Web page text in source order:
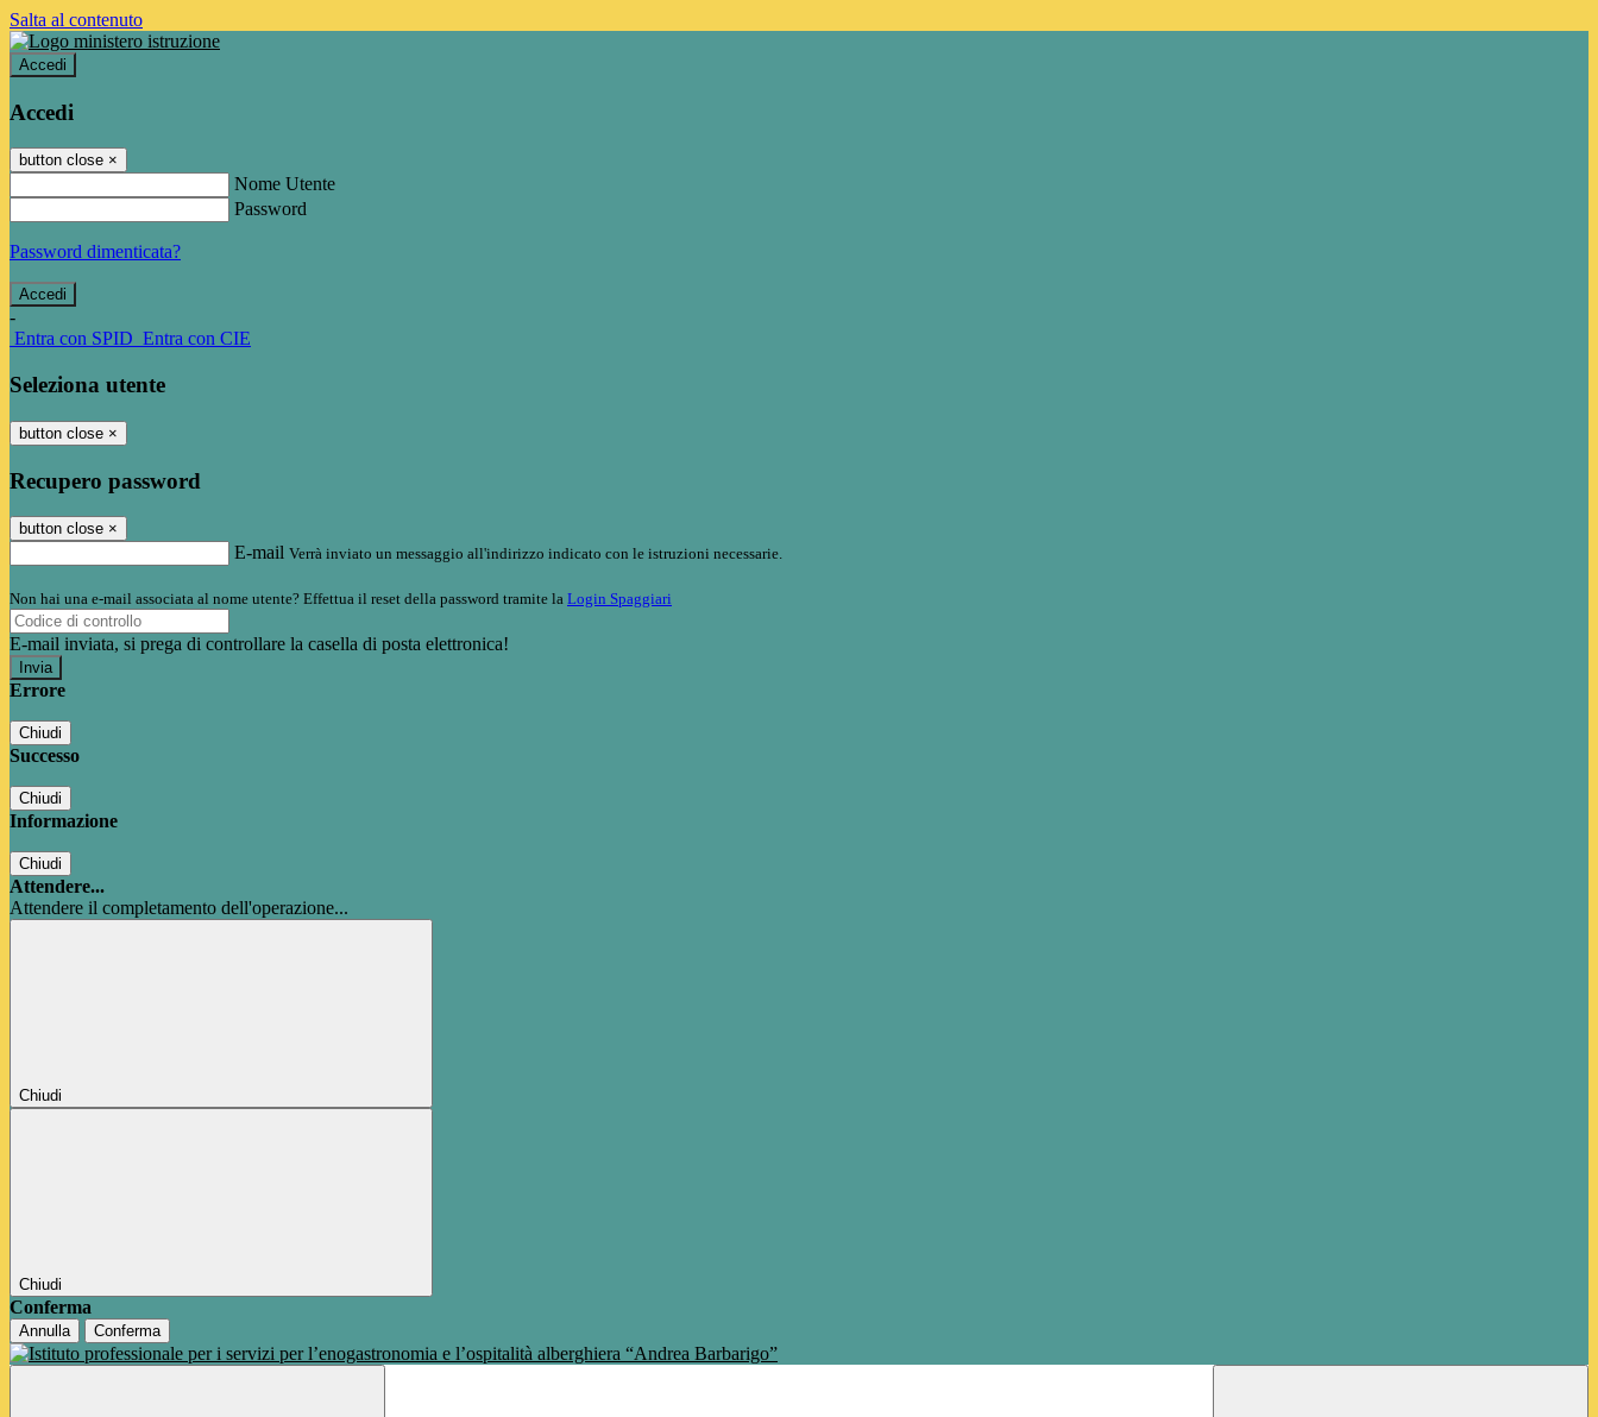
Salta al contenuto
Accedi
Accedi
button close ×
Nome Utente
Password
Password dimenticata?
-
Entra con SPID Entra con CIE
Seleziona utente
button close ×
Recupero password
button close ×
E-mail Verrà inviato un messaggio all'indirizzo indicato con le istruzioni necessarie.
Non hai una e-mail associata al nome utente? Effettua il reset della password tramite la Login Spaggiari
E-mail inviata, si prega di controllare la casella di posta elettronica!
Errore
Chiudi
Successo
Chiudi
Informazione
Chiudi
Attendere...
Attendere il completamento dell'operazione...
Chiudi
Chiudi
Conferma
Annulla Conferma